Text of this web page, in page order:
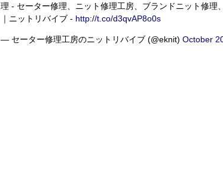
理 - セーター修理、ニット修理工房、ブランドニット修理
｜ニットリバイブ - http://t.co/d3qvAP8o0s
— セーター修理工房のニットリバイブ (@eknit) October